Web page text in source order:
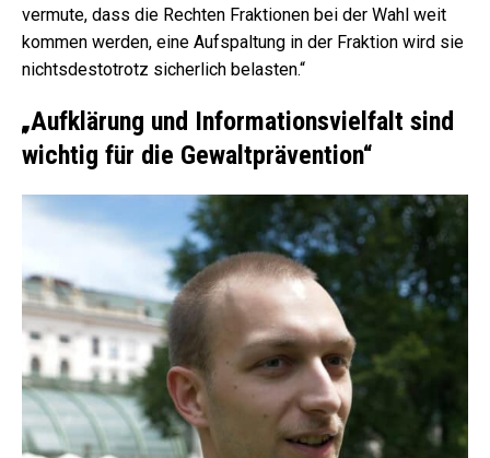
vermute, dass die Rechten Fraktionen bei der Wahl weit
kommen werden, eine Aufspaltung in der Fraktion wird sie
nichtsdestotrotz sicherlich belasten.“
„Aufklärung und Informationsvielfalt sind
wichtig für die Gewaltprävention“